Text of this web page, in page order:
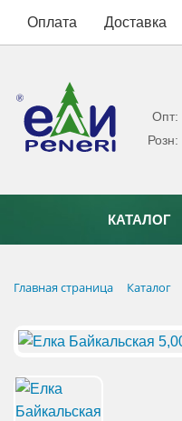
Оплата Доставка
Опт:
Розн:
КАТАЛОГ
Главная страница Каталог